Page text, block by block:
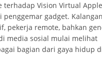
terhadap Vision Virtual
penggemar gadget. Kalangan
pekerja remote, bahkan
media sosial mulai melihat
bagian dari gaya hidup